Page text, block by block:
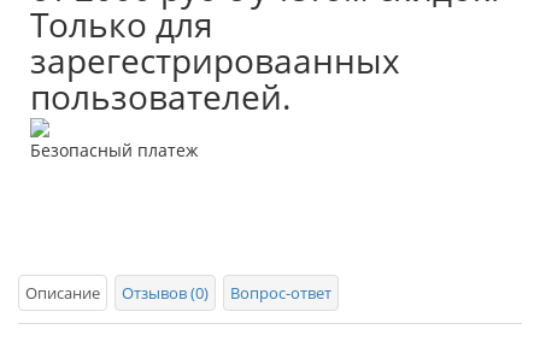
Только для
зарегестрироваанных
пользователей.
Безопасный платеж
Описание Отзывов (0) Вопрос-ответ